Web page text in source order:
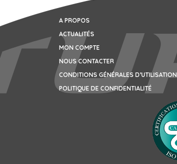
A PROPOS
ACTUALITÉS
MON COMPTE
NOUS CONTACTER
CONDITIONS GÉNÉRALES D’UTILISATION
POLITIQUE DE CONFIDENTIALITÉ